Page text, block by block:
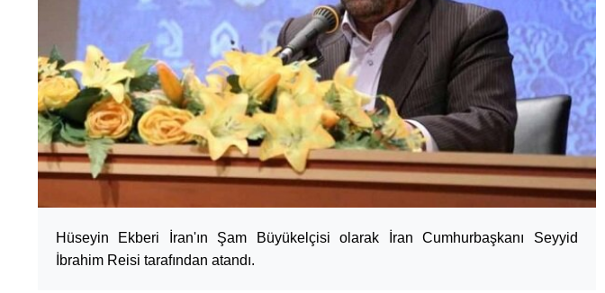
Hüseyin Ekberi İran'ın Şam Büyükelçisi olarak İran Cumhurbaşkanı Seyyid
İbrahim Reisi tarafından atandı.